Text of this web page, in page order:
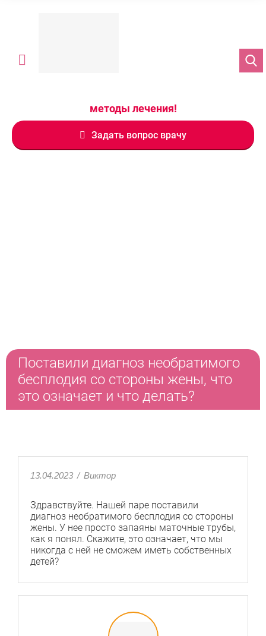
методы лечения!
Задать вопрос врачу
Поставили диагноз необратимого
бесплодия со стороны жены, что
это означает и что делать?
13.04.2023 / Виктор
Здравствуйте. Нашей паре поставили
диагноз необратимого бесплодия со стороны
жены. У нее просто запаяны маточные трубы,
как я понял. Скажите, это означает, что мы
никогда с ней не сможем иметь собственных
детей?